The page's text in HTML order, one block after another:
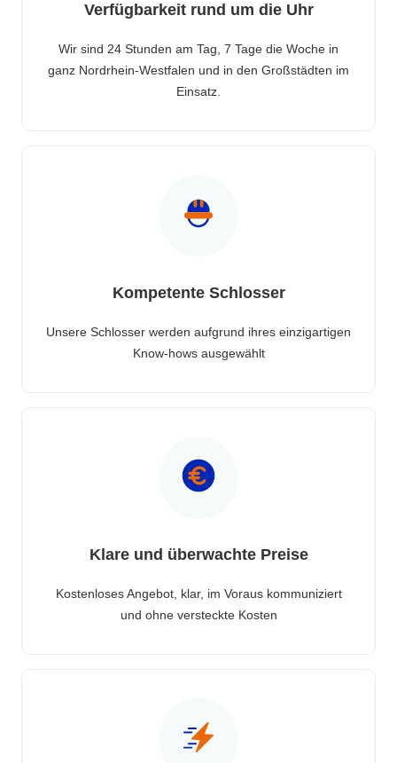
Verfügbarkeit rund um die Uhr
Wir sind 24 Stunden am Tag, 7 Tage die Woche in
ganz Nordrhein-Westfalen und in den Großstädten im
Einsatz.
Kompetente Schlosser
Unsere Schlosser werden aufgrund ihres einzigartigen
Know-hows ausgewählt
Klare und überwachte Preise
Kostenloses Angebot, klar, im Voraus kommuniziert
und ohne versteckte Kosten